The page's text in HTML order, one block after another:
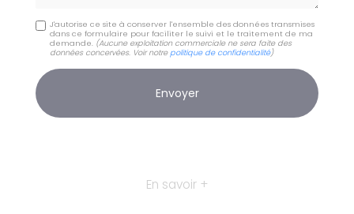
J'autorise ce site à conserver l'ensemble des données transmises
dans ce formulaire pour faciliter le suivi et le traitement de ma
demande. (Aucune exploitation commerciale ne sera faite des
données concervées. Voir notrepolitique de confidentialité)
En savoir +